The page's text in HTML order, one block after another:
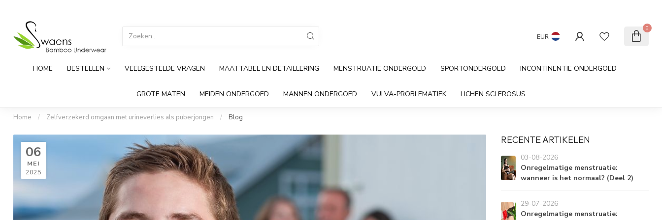
EUR
0
HOME BESTELLEN VEELGESTELDE VRAGEN MAATTABEL EN DETAILLERING MENSTRUATIE ONDERGOED SPORTONDERGOED INCONTINENTIE ONDERGOED
GROTE MATEN MEIDEN ONDERGOED MANNEN ONDERGOED VULVA-PROBLEMATIEK LICHEN SCLEROSUS
Home / Zelfverzekerd omgaan met urineverlies als puberjongen / Blog
06
MEI
2025
RECENTE ARTIKELEN
03-08-2026
Onregelmatige menstruatie:
wanneer is het normaal? (Deel 2)
29-07-2026
Onregelmatige menstruatie: